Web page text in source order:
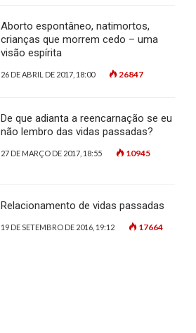
Aborto espontâneo, natimortos,
crianças que morrem cedo – uma
visão espírita
26 DE ABRIL DE 2017, 18:00 26847
De que adianta a reencarnação se eu
não lembro das vidas passadas?
27 DE MARÇO DE 2017, 18:55 10945
Relacionamento de vidas passadas
19 DE SETEMBRO DE 2016, 19:12 17664